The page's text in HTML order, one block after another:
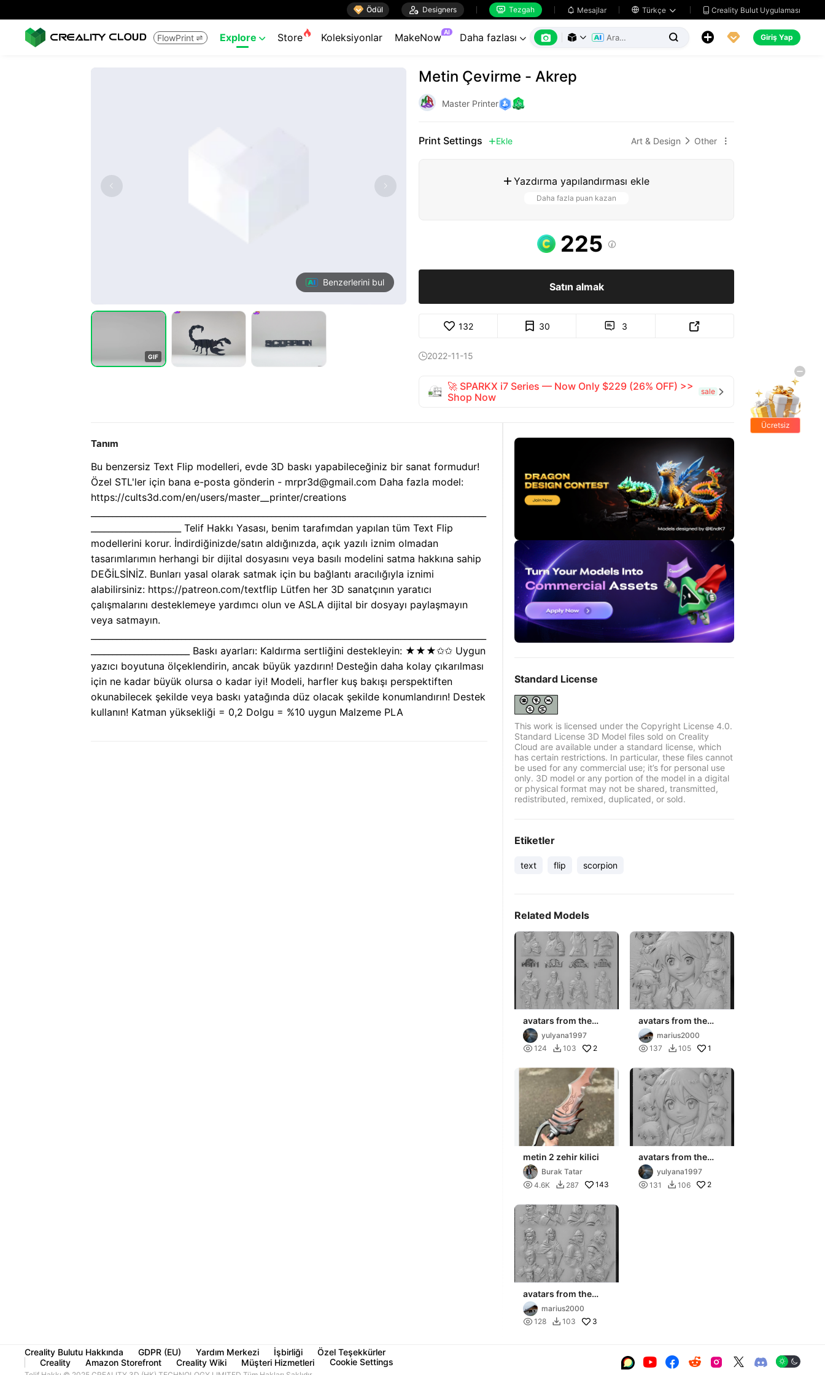
 Ödül  Designers  Tezgah  Mesajlar  Türkçe   Creality Bulut Uygulaması
FlowPrint  Explore  Store Koleksiyonlar MakeNow AI Daha fazlası        Giriş Yap
Benzerlerini bul
GIF
Metin Çevirme - Akrep
Master Printer
Print Settings  Ekle Art & Design  Other 
 Yazdırma yapılandırması ekle
Daha fazla puan kazan
225 
Satın almak
132 30  3 
2022-11-15
🚀 SPARKX i7 Series — Now Only $229 (26% OFF) >>
Shop Now
sale 
Tanım
Bu benzersiz Text Flip modelleri, evde 3D baskı yapabileceğiniz bir sanat formudur!
Özel STL'ler için bana e-posta gönderin - mrpr3d@gmail.com Daha fazla model:
https://cults3d.com/en/users/master__printer/creations
_____________________ Telif Hakkı Yasası, benim tarafımdan yapılan tüm Text Flip
modellerini korur. İndirdiğinizde/satın aldığınızda, açık yazılı iznim olmadan
tasarımlarımın herhangi bir dijital dosyasını veya basılı modelini satma hakkına sahip
DEĞİLSİNİZ. Bunları yasal olarak satmak için bu bağlantı aracılığıyla iznimi
alabilirsiniz: https://patreon.com/textflip Lütfen her 3D sanatçının yaratıcı
çalışmalarını desteklemeye yardımcı olun ve ASLA dijital bir dosyayı paylaşmayın
veya satmayın.
_______________________ Baskı ayarları: Kaldırma sertliğini destekleyin: ★★★✩✩ Uygun
yazıcı boyutuna ölçeklendirin, ancak büyük yazdırın! Desteğin daha kolay çıkarılması
için ne kadar büyük olursa o kadar iyi! Modeli, harfler kuş bakışı perspektiften
okunabilecek şekilde veya baskı yatağında düz olacak şekilde konumlandırın! Destek
kullanın! Katman yüksekliği = 0,2 Dolgu = %10 uygun Malzeme PLA
Standard License
This work is licensed under the Copyright License 4.0.
Standard License 3D Model files sold on Creality
Cloud are available under a standard license, which
has certain restrictions. In particular, these files cannot
be used for any commercial use; it’s for personal use
only. 3D model or any portion of the model in a digital
or physical format may not be shared, transmitted,
redistributed, remixed, duplicated, or sold.
Etiketler
text flip scorpion
Related Models
avatars from the
game metin
yulyana1997
 124  103 2
avatars from the
game metin
marius2000
 137  105 1
metin 2 zehir kilici
Burak Tatar
 4.6K  287 143
avatars from the
game metin 2
yulyana1997
 131  106 2
avatars from the
game metin 2
marius2000
 128  103 3
Creality Bulutu Hakkında GDPR (EU) Yardım Merkezi İşbirliği
Özel Teşekkürler
Creality
Amazon Storefront Creality Wiki Müşteri Hizmetleri Cookie Settings      
Ücretsiz